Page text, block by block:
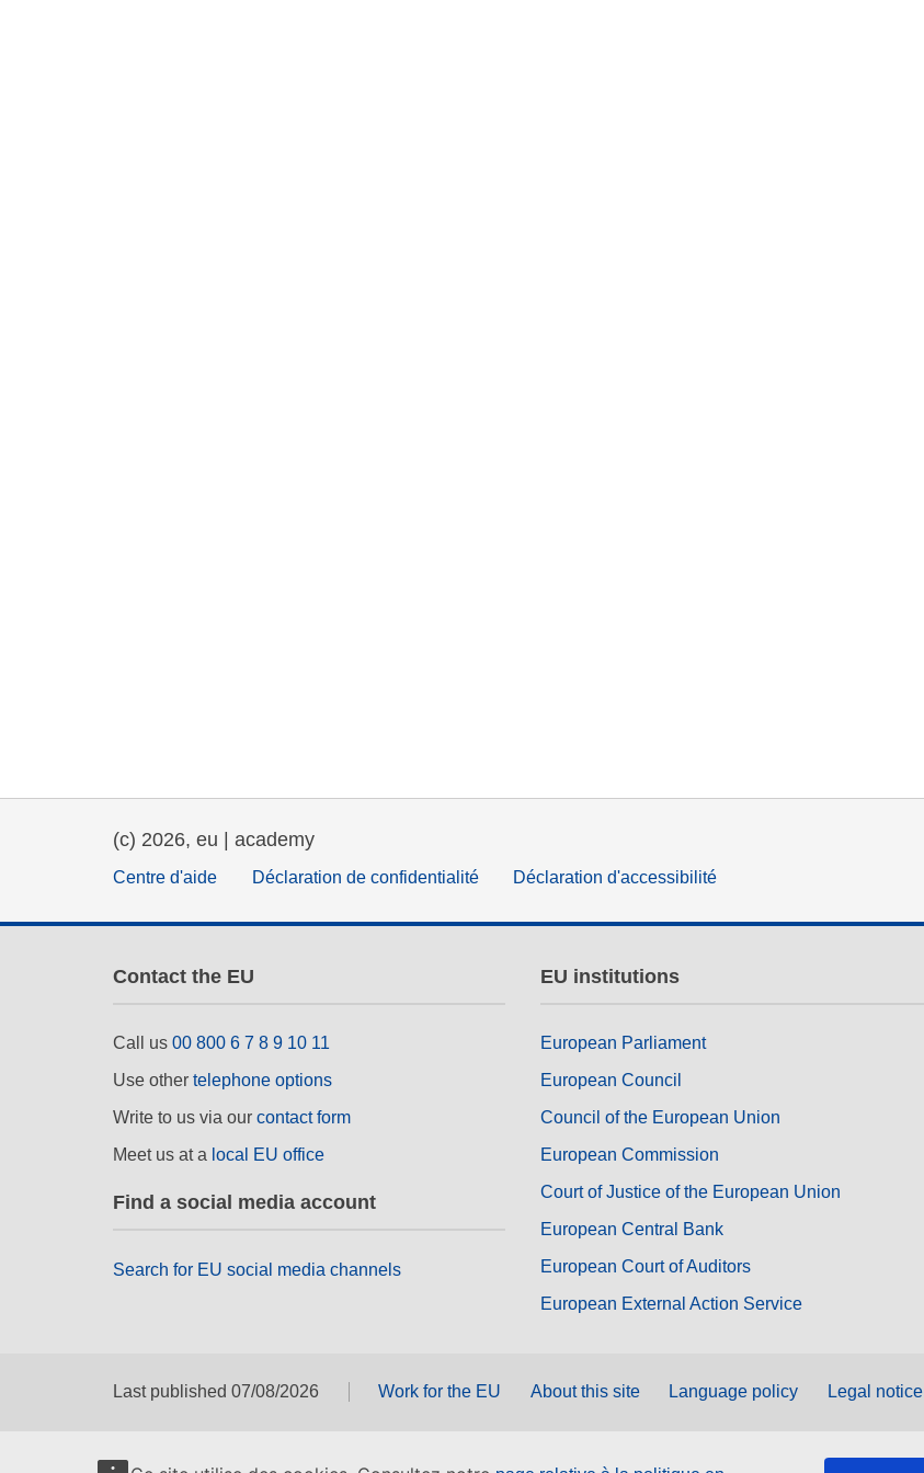
(c) 2026, eu | academy
Centre d'aide Déclaration de confidentialité Déclaration d'accessibilité
Contact the EU
Call us 00 800 6 7 8 9 10 11
Use other telephone options
Write to us via our contact form
Meet us at a local EU office
Find a social media account
Search for EU social media channels
EU institutions
European Parliament
European Council
Council of the European Union
European Commission
Court of Justice of the European Union
European Central Bank
European Court of Auditors
European External Action Service
Last published 07/08/2026 Work for the EU About this site Language policy Legal notice